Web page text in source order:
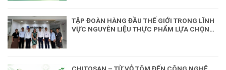
TẬP ĐOÀN HÀNG ĐẦU THẾ GIỚI TRONG LĨNH
VỰC NGUYÊN LIỆU THỰC PHẨM LỰA CHỌN